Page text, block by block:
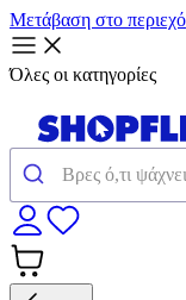
Μετάβαση στο
Όλες οι κατηγορίες